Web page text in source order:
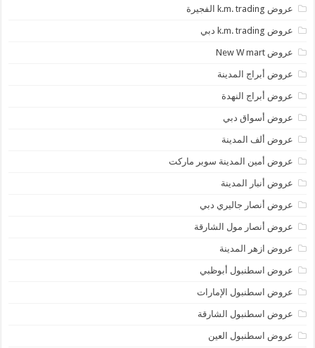
عروض k.m. trading الفجيرة
عروض k.m. trading دبي
عروض New W mart
عروض أبراج المدينة
عروض أبراج النهدة
عروض أسواق دبي
عروض ألف المدينة
عروض أمين المدينة سوبر ماركت
عروض أنبار المدينة
عروض أنصار جاليري دبي
عروض أنصار مول الشارقة
عروض ازهر المدينة
عروض اسطنبول أبوظبي
عروض اسطنبول الإمارات
عروض اسطنبول الشارقة
عروض اسطنبول العين